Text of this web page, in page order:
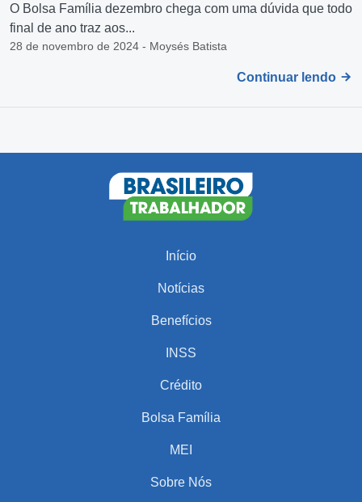
O Bolsa Família dezembro chega com uma dúvida que todo
final de ano traz aos...
28 de novembro de 2024 - Moysés Batista
Continuar lendo
Início
Notícias
Benefícios
INSS
Crédito
Bolsa Família
MEI
Sobre Nós